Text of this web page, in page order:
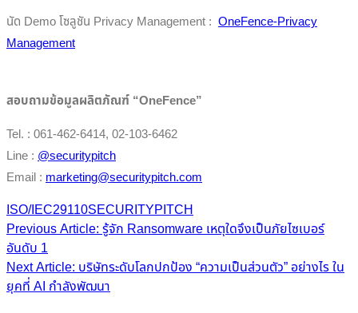
นัด Demo โซลูชัน Privacy Management : OneFence-Privacy
Management
สอบถามข้อมูลผลิตภัณฑ์ “OneFence”
Tel. : 061-462-6414, 02-103-6462
Line : @securitypitch
Email : marketing@securitypitch.com
ISO/IEC29110SECURITYPITCH
Post
navigation
Previous Article: รู้จัก Ransomware เหตุใดจึงเป็นภัยไซเบอร์
อันดับ 1
Next Article: บริษัทระดับโลกปกป้อง “ความเป็นส่วนตัว” อย่างไร ใน
ยุคที่ AI กำลังพัฒนา